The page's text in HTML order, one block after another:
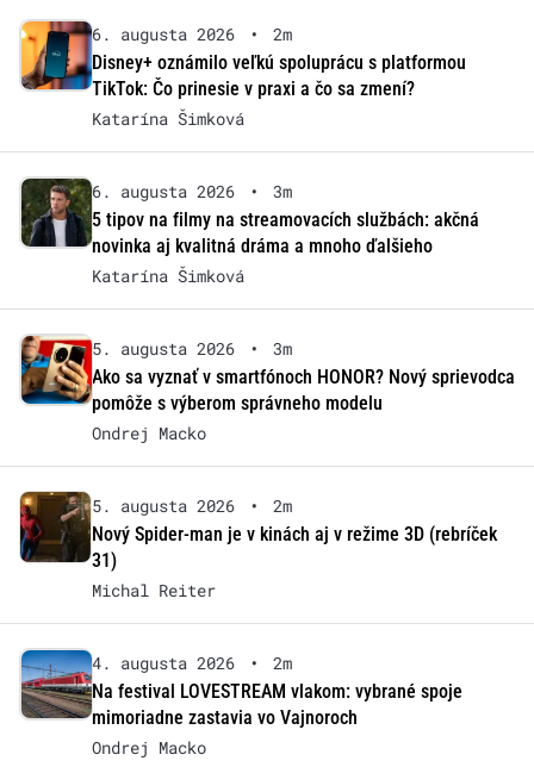
6. augusta 2026 •
2m
Disney+ oznámilo veľkú spoluprácu s platformou
TikTok: Čo prinesie v praxi a čo sa zmení?
Katarína Šimková
6. augusta 2026 •
3m
5 tipov na filmy na streamovacích službách: akčná
novinka aj kvalitná dráma a mnoho ďalšieho
Katarína Šimková
5. augusta 2026 •
3m
Ako sa vyznať v smartfónoch HONOR? Nový sprievodca
pomôže s výberom správneho modelu
Ondrej Macko
5. augusta 2026 •
2m
Nový Spider-man je v kinách aj v režime 3D (rebríček
31)
Michal Reiter
4. augusta 2026 •
2m
Na festival LOVESTREAM vlakom: vybrané spoje
mimoriadne zastavia vo Vajnoroch
Ondrej Macko